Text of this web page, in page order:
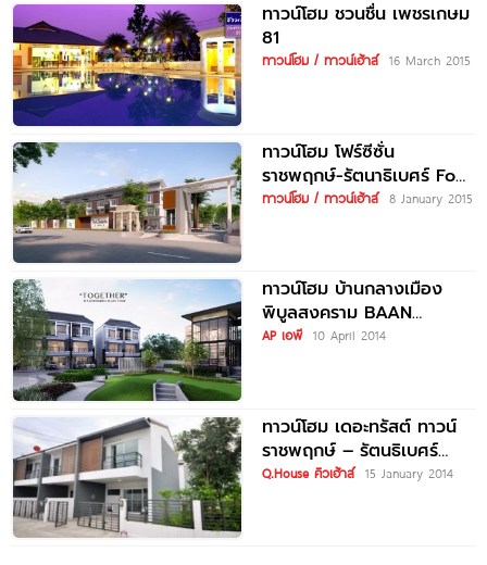
ทาวน์โฮม ชวนชื่น เพชรเกษม
81
ทาวน์โฮม / ทาวน์เฮ้าส์ 16 March 2015
ทาวน์โฮม โฟร์ซีซั่น
ราชพฤกษ์-รัตนาธิเบศร์ Four
Season Ratchapreuk-
ทาวน์โฮม / ทาวน์เฮ้าส์ 8 January 2015
ทาวน์โฮม บ้านกลางเมือง
พิบูลสงคราม BAAN
KLANG MUANG
AP เอพี 10 April 2014
ทาวน์โฮม เดอะทรัสต์ ทาวน์
ราชพฤกษ์ – รัตนธิเบศร์
The Trust Town
Q.House คิวเฮ้าส์ 15 January 2014